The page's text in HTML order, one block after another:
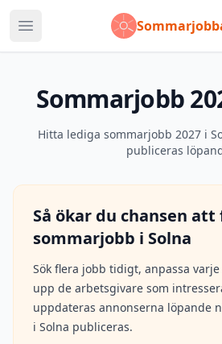
Öppna huvudmeny
Sommarjobb
Hitta lediga sommarjobb 2027 i
publiceras
Så ökar du chansen att
sommarjobb i Solna
Sök flera jobb tidigt, anpassa
upp de arbetsgivare som
uppdateras annonserna löpande
i Solna publiceras.